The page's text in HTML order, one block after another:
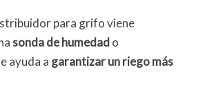
para grifo viene
sonda de humedad o
ayuda a garantizar un riego más